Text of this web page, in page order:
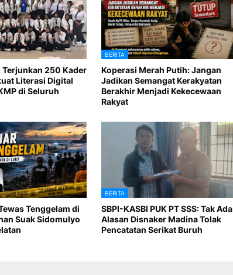
Terjunkan 250 Kader
Literasi Digital
di Seluruh
BERITA
Koperasi Merah Putih: Jangan
Jadikan Semangat Kerakyatan
Berakhir Menjadi Kekecewaan
Rakyat
Tenggelam di
Suak Sidomulyo
BERITA
SBPI-KASBI PUK PT SSS: Tak Ada
Alasan Disnaker Madina Tolak
Pencatatan Serikat Buruh